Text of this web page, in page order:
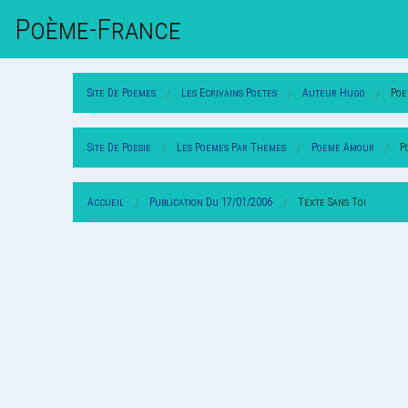
Poème-FrAnce
Site De Poemes Les Ecrivains Poetes Auteur Hugo
Site De Poesie Les Poemes Par Themes Poeme Amour
Accueil Publication Du 17/01/2006 Texte Sans Toi